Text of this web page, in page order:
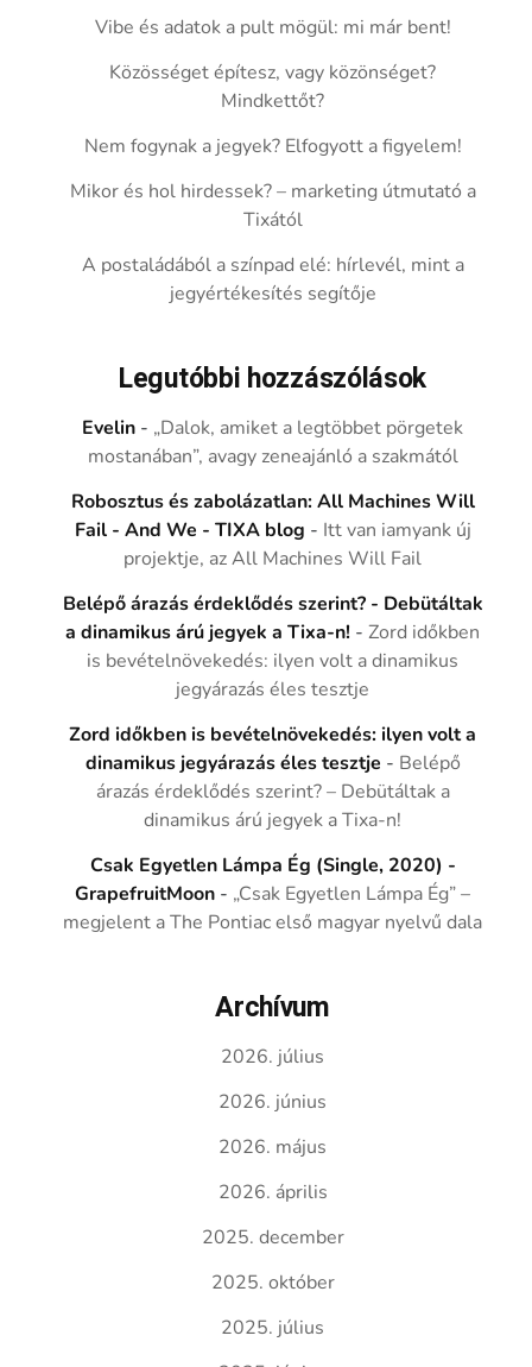
Vibe és adatok a pult mögül: mi már bent!
Közösséget építesz, vagy közönséget?
Mindkettőt?
Nem fogynak a jegyek? Elfogyott a figyelem!
Mikor és hol hirdessek? – marketing útmutató a
Tixától
A postaládából a színpad elé: hírlevél, mint a
jegyértékesítés segítője
Legutóbbi hozzászólások
Evelin - „Dalok, amiket a legtöbbet pörgetek
mostanában”, avagy zeneajánló a szakmától
Robosztus és zabolázatlan: All Machines Will
Fail - And We - TIXA blog - Itt van iamyank új
projektje, az All Machines Will Fail
Belépő árazás érdeklődés szerint? - Debütáltak
a dinamikus árú jegyek a Tixa-n! -Zord időkben
is bevételnövekedés: ilyen volt a dinamikus
jegyárazás éles tesztje
Zord időkben is bevételnövekedés: ilyen volt a
dinamikus jegyárazás éles tesztje - Belépő
árazás érdeklődés szerint? – Debütáltak a
dinamikus árú jegyek a Tixa-n!
Csak Egyetlen Lámpa Ég (Single, 2020) -
GrapefruitMoon - „Csak Egyetlen Lámpa Ég” –
megjelent a The Pontiac első magyar nyelvű dala
Archívum
2026. július
2026. június
2026. május
2026. április
2025. december
2025. október
2025. július